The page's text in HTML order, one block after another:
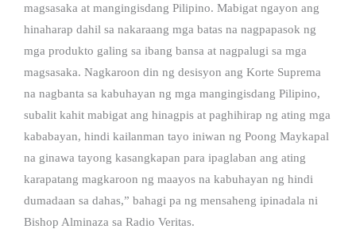
magsasaka at mangingisdang Pilipino. Mabigat ngayon ang
hinaharap dahil sa nakaraang mga batas na nagpapasok ng
mga produkto galing sa ibang bansa at nagpalugi sa mga
magsasaka. Nagkaroon din ng desisyon ang Korte Suprema
na nagbanta sa kabuhayan ng mga mangingisdang Pilipino,
subalit kahit mabigat ang hinagpis at paghihirap ng ating mga
kababayan, hindi kailanman tayo iniwan ng Poong Maykapal
na ginawa tayong kasangkapan para ipaglaban ang ating
karapatang magkaroon ng maayos na kabuhayan ng hindi
dumadaan sa dahas,” bahagi pa ng mensaheng ipinadala ni
Bishop Alminaza sa Radio Veritas.